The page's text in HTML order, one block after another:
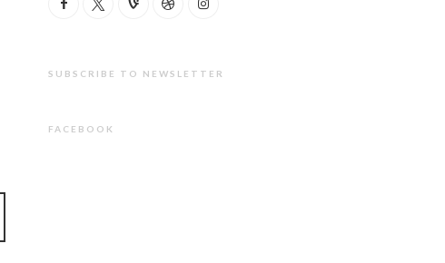
SUBSCRIBE TO NEWSLETTER
FACEBOOK